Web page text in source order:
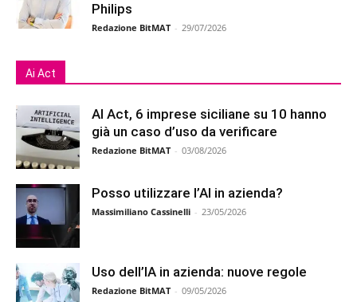
Philips
Redazione BitMAT - 29/07/2026
Ai Act
AI Act, 6 imprese siciliane su 10 hanno
già un caso d’uso da verificare
Redazione BitMAT - 03/08/2026
Posso utilizzare l’AI in azienda?
Massimiliano Cassinelli - 23/05/2026
Uso dell’IA in azienda: nuove regole
Redazione BitMAT - 09/05/2026